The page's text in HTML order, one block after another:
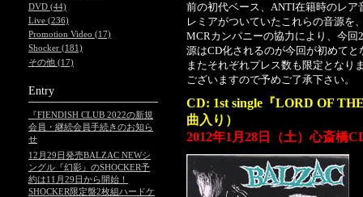
前の初代ベース、ANTI在籍時のレ
レミアがついていたこれらの音源を
MCRカンパニーの協力により、今
源はCD化されるのが今回が初めて
またそれぞれプレス数も限定となり
ございますので予めご了承下さい。
CD: 1st single『LORD OF
曲入り）
2012年1月28日（土）心斎橋
DVD (44)
Live (236)
Promotion Video (17)
Shocker (181)
その他 (17)
Entry
『FIENDISH CLUB 2022の新規
会員・継続会員手続きのお知ら
せ
12月29日発売BALZAC NEWシ
ングル『幻影』のSHOCKER予
約は11月29日から開始！
SHOCKER限定盤2枚組ハードケ